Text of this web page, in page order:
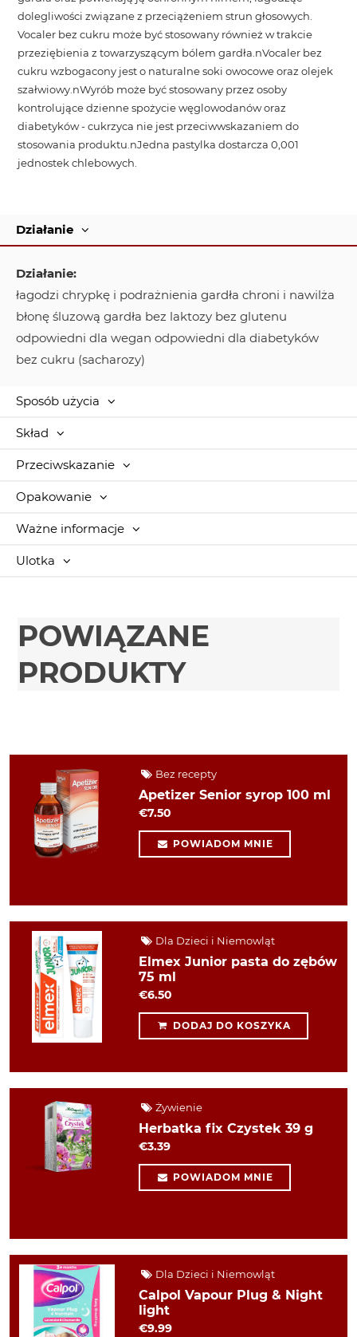
dolegliwości związane z przeciążeniem strun głosowych.
Vocaler bez cukru może być stosowany również w trakcie
przeziębienia z towarzyszącym bólem gardła.nVocaler bez
cukru wzbogacony jest o naturalne soki owocowe oraz olejek
szałwiowy.nWyrób może być stosowany przez osoby
kontrolujące dzienne spożycie węglowodanów oraz
diabetyków - cukrzyca nie jest przeciwwskazaniem do
stosowania produktu.nJedna pastylka dostarcza 0,001
jednostek chlebowych.
Działanie
Działanie:
łagodzi chrypkę i podrażnienia gardła chroni i nawilża
błonę śluzową gardła bez laktozy bez glutenu
odpowiedni dla wegan odpowiedni dla diabetyków
bez cukru (sacharozy)
Sposób użycia
Skład
Przeciwskazanie
Opakowanie
Ważne informacje
Ulotka
POWIĄZANE
PRODUKTY
Bez recepty
Apetizer Senior syrop 100 ml
€7.50
POWIADOM MNIE
Dla Dzieci i Niemowląt
Elmex Junior pasta do zębów
75 ml
€6.50
DODAJ DO KOSZYKA
Żywienie
Herbatka fix Czystek 39 g
€3.39
POWIADOM MNIE
Dla Dzieci i Niemowląt
Calpol Vapour Plug & Night
light
€9.99